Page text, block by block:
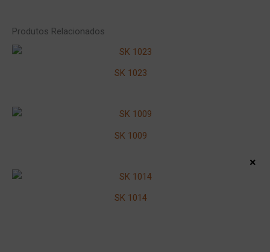
Produtos Relacionados
SK 1023
SK 1009
SK 1014
×